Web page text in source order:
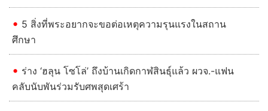
5 สิ่งที่พระอยากจะขอต่อเหตุความรุนแรงในสถาน
ศึกษา
ร่าง ‘ฮลุน โซโล่’ ถึงบ้านเกิดกาฬสินธุ์แล้ว ผวจ.-แฟน
คลับนับพันร่วมรับศพสุดเศร้า